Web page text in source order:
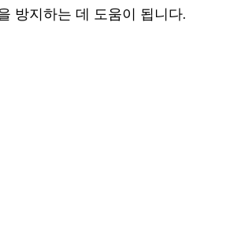
방지하는 데 도움이 됩니다.